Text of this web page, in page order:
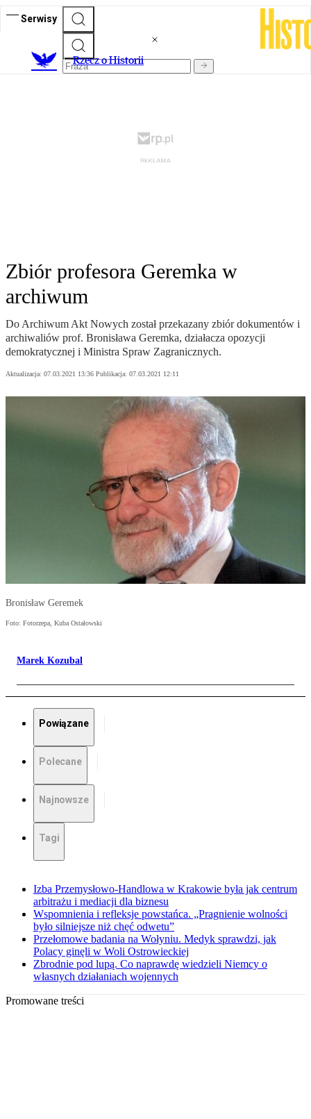
Serwisy
Rzecz o Historii
Zbiór profesora Geremka w
archiwum
Do Archiwum Akt Nowych został przekazany zbiór dokumentów i
archiwaliów prof. Bronisława Geremka, działacza opozycji
demokratycznej i Ministra Spraw Zagranicznych.
Aktualizacja: 07.03.2021 13:36 Publikacja: 07.03.2021 12:11
Bronisław Geremek
Foto: Fotorzepa, Kuba Ostałowski
Marek Kozubal
Powiązane
Polecane
Najnowsze
Tagi
Izba Przemysłowo-Handlowa w Krakowie była jak centrum
arbitrażu i mediacji dla biznesu
Wspomnienia i refleksje powstańca. „Pragnienie wolności
było silniejsze niż chęć odwetu”
Przełomowe badania na Wołyniu. Medyk sprawdzi, jak
Polacy ginęli w Woli Ostrowieckiej
Zbrodnie pod lupą. Co naprawdę wiedzieli Niemcy o
własnych działaniach wojennych
Promowane treści